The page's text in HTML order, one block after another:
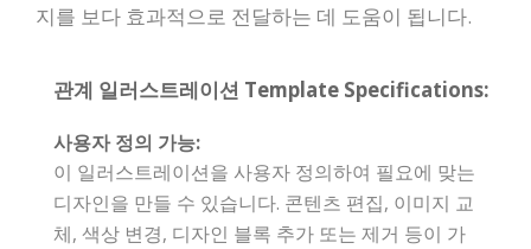
지를 보다 효과적으로 전달하는 데 도움이 됩니다.
관계 일러스트레이션 Template Specifications:
사용자 정의 가능:
이 일러스트레이션을 사용자 정의하여 필요에 맞는
디자인을 만들 수 있습니다. 콘텐츠 편집, 이미지 교
체, 색상 변경, 디자인 블록 추가 또는 제거 등이 가